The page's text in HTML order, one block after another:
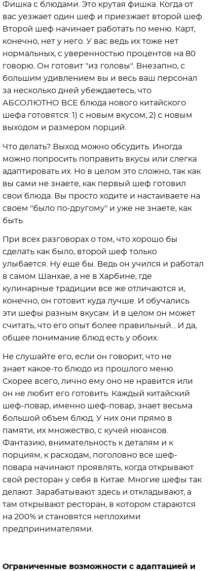
Фишка с блюдами. Это крутая фишка. Когда от
вас уезжает один шеф и приезжает второй шеф.
Второй шеф начинает работать по меню. Карт,
конечно, нет у него. У вас ведь их тоже нет
нормальных, с уверенностью процентов на 80
говорю. Он готовит "из головы". Внезапно, с
большим удивлением вы и весь ваш персонал
за несколько дней убеждаетесь, что
АБСОЛЮТНО ВСЕ блюда нового китайского
шефа готовятся: 1) с новым вкусом; 2) с новым
выходом и размером порций.
Что делать? Выход можно обсудить. Иногда
можно попросить поправить вкусы или слегка
адаптировать их. Но в целом это сложно, так как
вы сами не знаете, как первый шеф готовил
свои блюда. Вы просто ходите и настаиваете на
своем "было по-другому" и уже не знаете, как
быть.
При всех разговорах о том, что хорошо бы
сделать как было, второй шеф только
улыбается. Ну еще бы. Ведь он учился и работал
в самом Шанхае, а не в Харбине, где
кулинарные традиции все же отличаются и,
конечно, он готовит куда лучше. И обучались
эти шефы разным вкусам. И в целом он может
считать, что его опыт более правильный... И да,
общее понимание блюд есть у обоих.
Не слушайте его, если он говорит, что не
знает какое-то блюдо из прошлого меню.
Скорее всего, лично ему оно не нравится или
он не любит его готовить. Каждый китайский
шеф-повар, именно шеф-повар, знает весьма
большой объем блюд. У них они прямо в
памяти, их множество, с кучей нюансов.
Фантазию, внимательность к деталям и к
порциям, к расходам, поголовно все шеф-
повара начинают проявлять, когда открывают
свой ресторан у себя в Китае. Многие шефы так
делают. Зарабатывают здесь и откладывают, а
там открывают ресторан, в котором стараются
на 200% и становятся неплохими
предпринимателями.
Ограниченные возможности с адаптацией и